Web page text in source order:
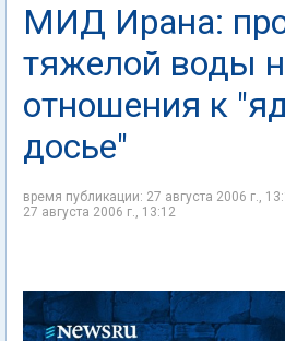
МИД Ирана:
тяжелой воды
отношения к
досье"
время публикации: 27 августа 2006 г.,
27 августа 2006 г., 13:12